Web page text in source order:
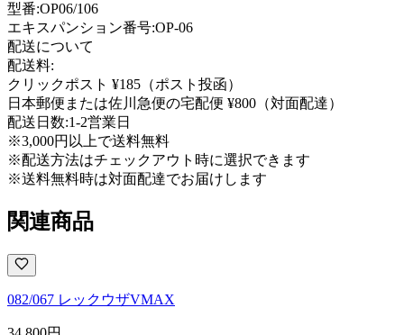
型番:OP06/106
エキスパンション番号:OP-06
配送について
配送料:
クリックポスト ¥185（ポスト投函）
日本郵便または佐川急便の宅配便 ¥800（対面配達）
配送日数:1-2営業日
※3,000円以上で送料無料
※配送方法はチェックアウト時に選択できます
※送料無料時は対面配達でお届けします
関連商品
082/067 レックウザVMAX